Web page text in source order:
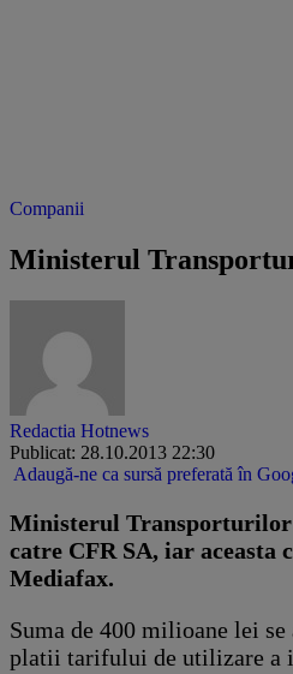
Companii
Ministerul
Redactia Hotnews
Publicat: 28.10.2013 22:30
Adaugă-ne ca sursă preferată în
Ministerul Transporturilor
catre CFR SA, iar aceasta
Mediafax.
Suma de 400 milioane lei
platii tarifului de utilizare a